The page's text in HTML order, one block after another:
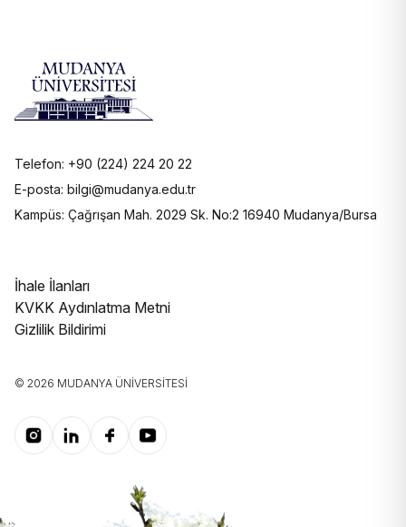
Telefon: +90 (224) 224 20 22
E-posta: bilgi@mudanya.edu.tr
Kampüs: Çağrışan Mah. 2029 Sk. No:2 16940 Mudanya/Bursa
İhale İlanları
KVKK Aydınlatma Metni
Gizlilik Bildirimi
© 2026 MUDANYA ÜNIVERSITESI